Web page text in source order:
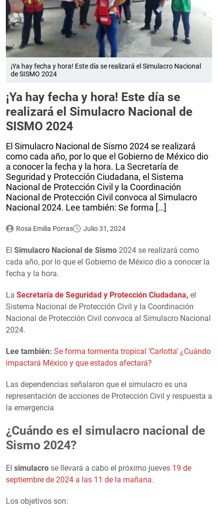
¡Ya hay fecha y hora! Este día se realizará el Simulacro Nacional
de SISMO 2024
¡Ya hay fecha y hora! Este día se
realizará el Simulacro Nacional de
SISMO 2024
El Simulacro Nacional de Sismo 2024 se realizará
como cada año, por lo que el Gobierno de México dio
a conocer la fecha y la hora. La Secretaría de
Seguridad y Protección Ciudadana, el Sistema
Nacional de Protección Civil y la Coordinación
Nacional de Protección Civil convoca al Simulacro
Nacional 2024. Lee también: Se forma […]
Rosa Emilia Porras Julio 31, 2024
El Simulacro Nacional de Sismo 2024 se realizará como
cada año, por lo que el Gobierno de México dio a conocer la
fecha y la hora.
La Secretaría de Seguridad y Protección Ciudadana, el
Sistema Nacional de Protección Civil y la Coordinación
Nacional de Protección Civil convoca al Simulacro Nacional
2024.
Lee también: Se forma tormenta tropical ‘Carlotta’ ¿Cuándo
impactará México y que estados afectará?
Las dependencias señalaron que el simulacro es una
representación de acciones de Protección Civil y respuesta a
la emergencia
¿Cuándo es el simulacro nacional de
Sismo 2024?
El simulacro se llevará a cabo el próximo jueves 19 de
septiembre de 2024 a las 11 de la mañana.
Los objetivos son: